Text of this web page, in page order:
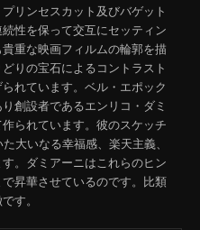
リンセスカット及びバゲット
性を保って交互にセッティン
重な映画フィルムの輪郭を描
りの宝石によるコントラスト
れています。ベル・エポック
創設者であるエンリコ・ダミ
られています。彼のスケッチ
大いなる幸福感、楽天主義、
。ダミアーニはこれらのヒン
昇華させているのです。比類
す。